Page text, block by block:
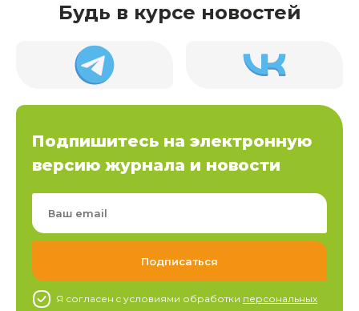
Будь в курсе новостей
Подпишитесь на электронную
версию журнала и новости
Я согласен c условиями обработки персональных